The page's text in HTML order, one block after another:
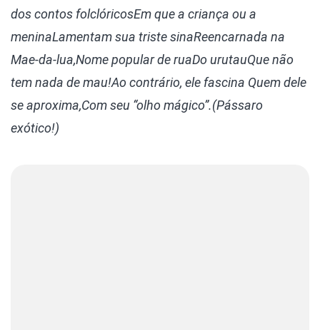
dos contos folclóricosEm que a criança ou a
meninaLamentam sua triste sinaReencarnada na
Mae-da-lua,Nome popular de ruaDo urutauQue não
tem nada de mau!Ao contrário, ele fascina Quem dele
se aproxima,Com seu “olho mágico”.(Pássaro
exótico!)